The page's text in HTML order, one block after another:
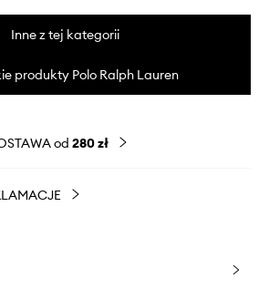
Inne z tej kategorii
produkty Polo Ralph Lauren
od 280 zł